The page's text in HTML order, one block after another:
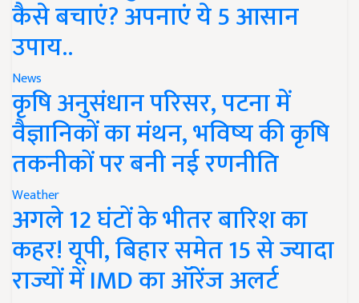
कैसे बचाएं? अपनाएं ये 5 आसान
उपाय..
News
कृषि अनुसंधान परिसर, पटना में
वैज्ञानिकों का मंथन, भविष्य की कृषि
तकनीकों पर बनी नई रणनीति
Weather
अगले 12 घंटों के भीतर बारिश का
कहर! यूपी, बिहार समेत 15 से ज्यादा
राज्यों में IMD का ऑरेंज अलर्ट